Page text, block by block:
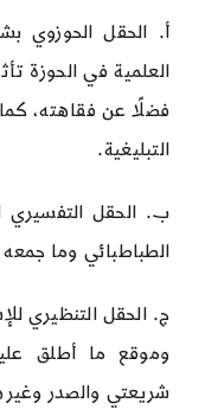
أ. الحقل الحوزوي
العلمية في الحوزة
فضلًا عن فقاهته، كما
التبليغية.
ب. الحقل التفسيري
الطباطبائي وما
ج. الحقل التنظيري
وموقع ما أطلق
شريعتي والصدر